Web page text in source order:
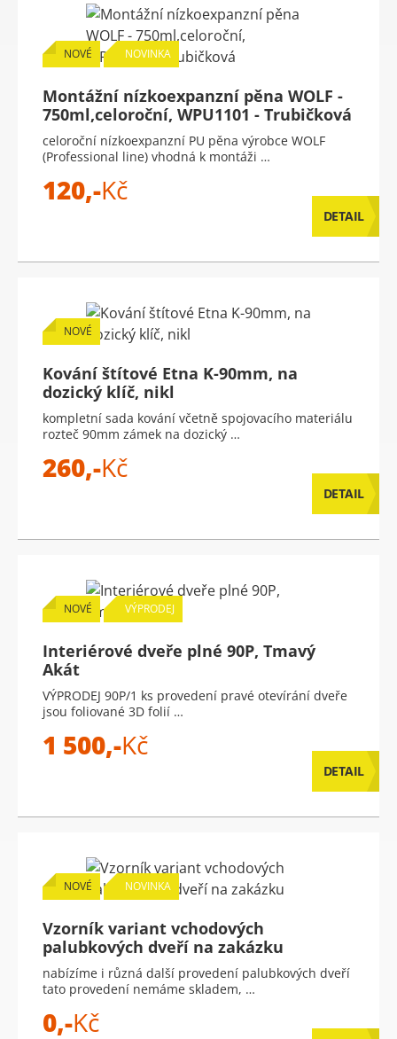
NOVÉ NOVINKA
Montážní nízkoexpanzní pěna WOLF -
750ml,celoroční, WPU1101 - Trubičková
celoroční nízkoexpanzní PU pěna výrobce WOLF
(Professional line) vhodná k montáži …
120,-Kč
DETAIL
NOVÉ
Kování štítové Etna K-90mm, na
dozický klíč, nikl
kompletní sada kování včetně spojovacího materiálu
rozteč 90mm zámek na dozický …
260,-Kč
DETAIL
NOVÉ VÝPRODEJ
Interiérové dveře plné 90P, Tmavý
Akát
VÝPRODEJ 90P/1 ks provedení pravé otevírání dveře
jsou foliované 3D folií …
1 500,-Kč
DETAIL
NOVÉ NOVINKA
Vzorník variant vchodových
palubkových dveří na zakázku
nabízíme i různá další provedení palubkových dveří
tato provedení nemáme skladem, …
0,-Kč